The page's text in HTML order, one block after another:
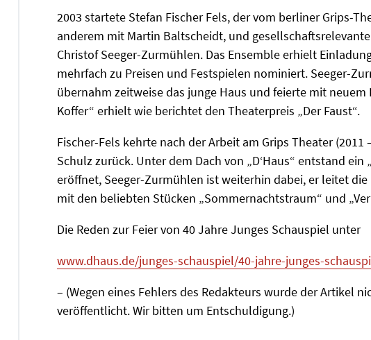
2003 startete Stefan Fischer Fels, der vom berliner Grips-
anderem mit Martin Baltscheidt, und
Christof Seeger-Zurmühlen. Das Ensemble erhielt
mehrfach zu Preisen und Festspielen nominiert. Seeger-
übernahm zeitweise das junge Haus und feierte mit
Koffer“ erhielt wie berichtet den Theaterpreis „Der Faust“.
Fischer-Fels kehrte nach der Arbeit am Grips Theater
Schulz zurück. Unter dem Dach von „D‘Haus“ entstand ein
eröffnet, Seeger-Zurmühlen ist weiterhin dabei, er leitet
mit den beliebten Stücken „Sommernachtstraum“ und
Die Reden zur Feier von 40 Jahre Junges Schauspiel unter
www.dhaus.de/junges-schauspiel/40-jahre-junges-
– (Wegen eines Fehlers des Redakteurs wurde der Artikel
veröffentlicht. Wir bitten um Entschuldigung.)